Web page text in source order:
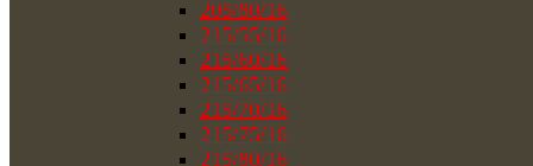
205/80/16
215/55/16
215/60/16
215/65/16
215/70/16
215/75/16
215/80/16